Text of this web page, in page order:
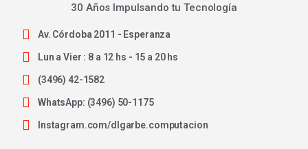
30 Años Impulsando tu Tecnología
Av. Córdoba 2011 - Esperanza
Lun a Vier : 8 a 12 hs - 15 a 20 hs
(3496) 42-1582
WhatsApp: (3496) 50-1175
Instagram.com/dlgarbe.computacion